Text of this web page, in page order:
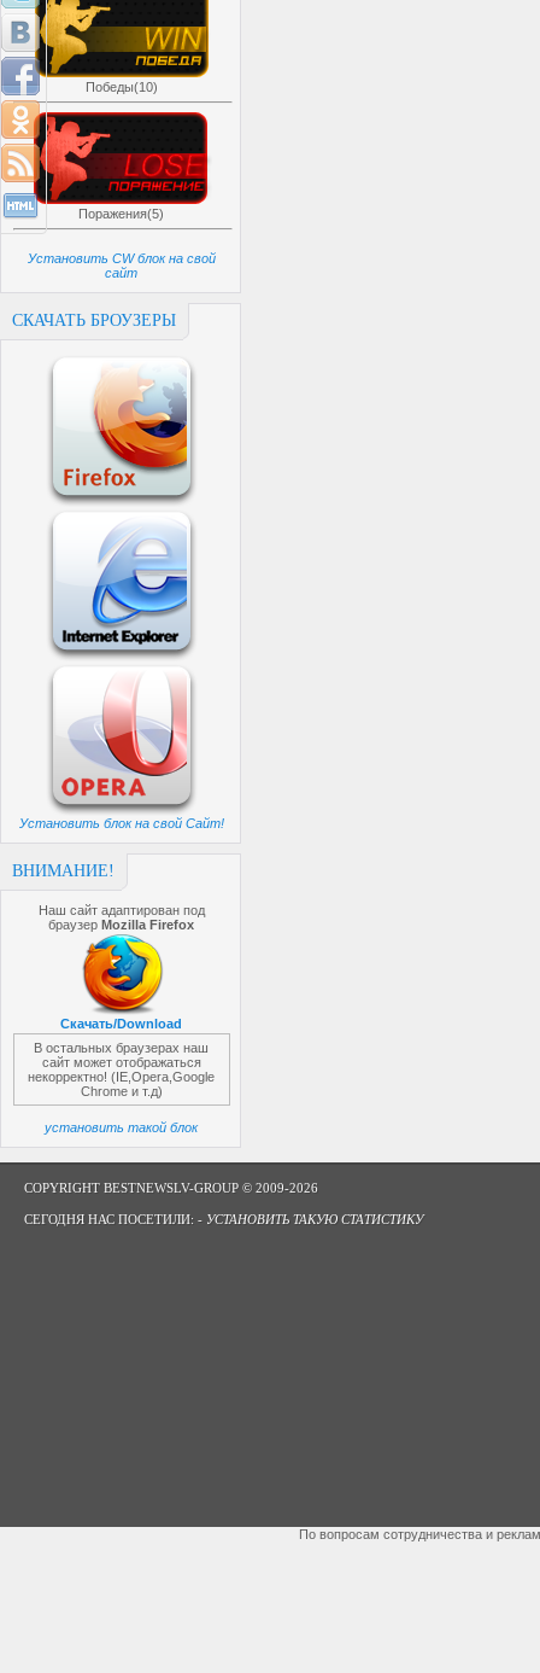
Победы(10)
Поражения(5)
Установить CW блок на свой
сайт
СКАЧАТЬ БРОУЗЕРЫ
Установить блок на свой Сайт!
ВНИМАНИЕ!
Наш сайт адаптирован под
браузерMozilla Firefox
Скачать/Download
В остальных браузерах наш
сайт может отображаться
некорректно! (IE,Opera,Google
Chrome и т.д)
установить такой блок
COPYRIGHT BESTNEWSLV-GROUP © 2009-2026
СЕГОДНЯ НАС ПОСЕТИЛИ: - УСТАНОВИТЬ ТАКУЮ СТАТИСТИКУ
По вопросам сотрудничества и